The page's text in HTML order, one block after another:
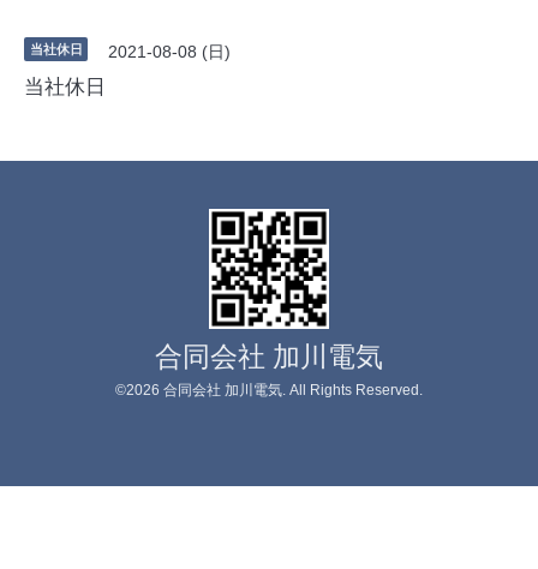
当社休日 2021-08-08 (日)
当社休日
合同会社 加川電気
©2026 合同会社 加川電気 . All Rights Reserved.